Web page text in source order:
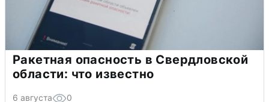
Ракетная опасность в Свердловской
области: что известно
6 августа 0